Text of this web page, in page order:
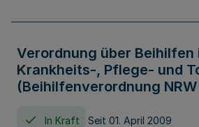
Verordnung über Beihilfen
Krankheits-, Pflege- und
(Beihilfenverordnung NRW
In Kraft Seit 01. April 2009